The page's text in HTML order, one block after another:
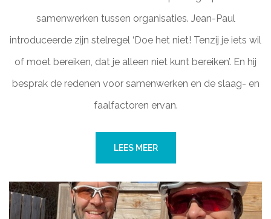
samenwerken tussen organisaties. Jean-Paul
introduceerde zijn stelregel ‘Doe het niet! Tenzij je iets wil
of moet bereiken, dat je alleen niet kunt bereiken’. En hij
besprak de redenen voor samenwerken en de slaag- en
faalfactoren ervan.
LEES MEER